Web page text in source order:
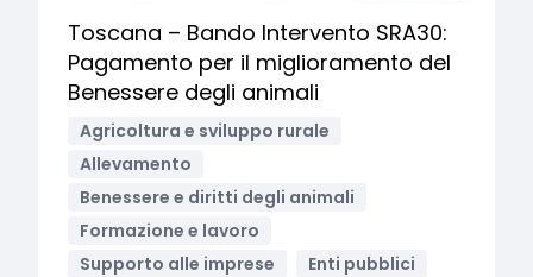
Toscana – Bando Intervento SRA30:
Pagamento per il miglioramento del
Benessere degli animali
Agricoltura e sviluppo rurale
Allevamento
Benessere e diritti degli animali
Formazione e lavoro
Supporto alle imprese
Enti pubblici